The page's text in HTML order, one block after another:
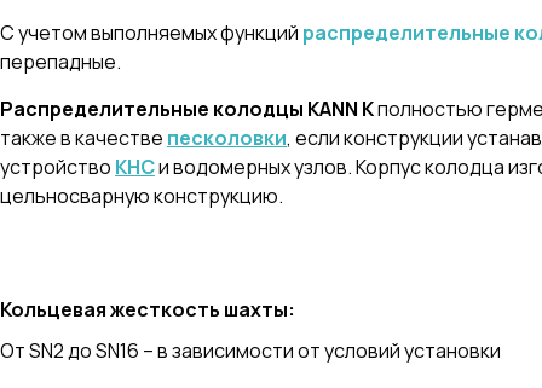
С учетом выполняемых функций распределительные
перепадные.
Распределительные колодцы KANN Kполностью
также в качестве песколовки, если конструкции
устройство КНСи водомерных узлов. Корпус колодца
цельносварную конструкцию.
Кольцевая жесткость шахты:
От SN2 до SN16 – в зависимости от условий установки